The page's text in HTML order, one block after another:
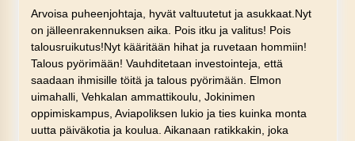
Arvoisa puheenjohtaja, hyvät valtuutetut ja asukkaat.Nyt
on jälleenrakennuksen aika. Pois itku ja valitus! Pois
talousruikutus!Nyt kääritään hihat ja ruvetaan hommiin!
Talous pyörimään! Vauhditetaan investointeja, että
saadaan ihmisille töitä ja talous pyörimään. Elmon
uimahalli, Vehkalan ammattikoulu, Jokinimen
oppimiskampus, Aviapoliksen lukio ja ties kuinka monta
uutta päiväkotia ja koulua. Aikanaan ratikkakin, joka